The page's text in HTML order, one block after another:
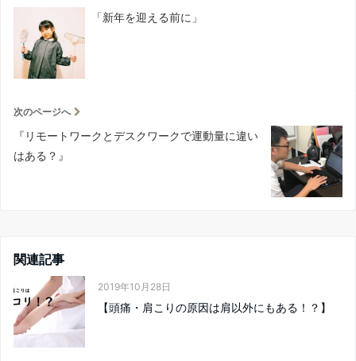
「新年を迎える前に」
次のページへ
『リモートワークとデスクワークで運動量に違い
はある？』
関連記事
2019年10月28日
【頭痛・肩こりの原因は肩以外にもある！？】